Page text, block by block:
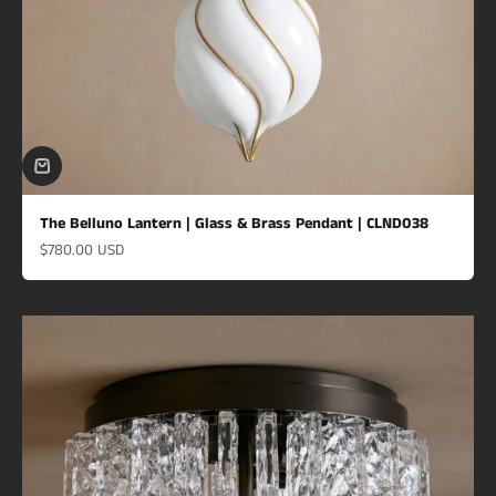
The Belluno Lantern | Glass & Brass Pendant | CLND038
Prix de vente
$780.00 USD